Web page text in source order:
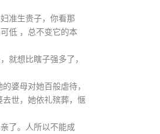
准生贵子，你看那
低 ，总不变它的本
就想比瞎子强多了，
婆母对她百般虐待，
世，她依礼殡葬，惬
了。人所以不能成